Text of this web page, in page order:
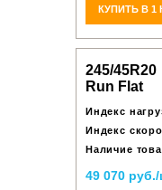
КУПИТЬ В 1
245/45R20
Run Flat
Индекс
Индекс
Наличие
49 070